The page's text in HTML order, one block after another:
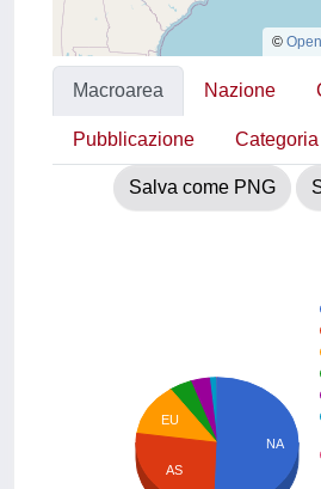
©
Macroarea Nazione
Pubblicazione Categoria
Salva come PNG
EU
AS
NA